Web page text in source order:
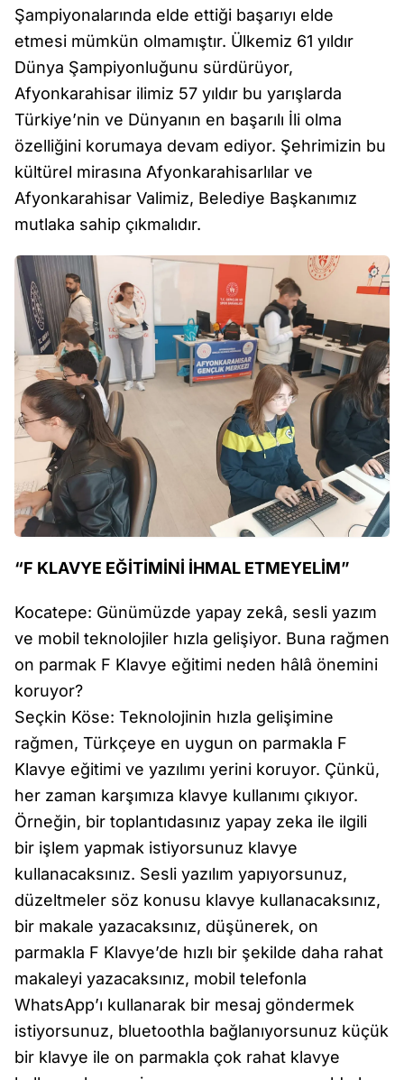
Şampiyonalarında elde ettiği başarıyı elde
etmesi mümkün olmamıştır. Ülkemiz 61 yıldır
Dünya Şampiyonluğunu sürdürüyor,
Afyonkarahisar ilimiz 57 yıldır bu yarışlarda
Türkiye’nin ve Dünyanın en başarılı İli olma
özelliğini korumaya devam ediyor. Şehrimizin bu
kültürel mirasına Afyonkarahisarlılar ve
Afyonkarahisar Valimiz, Belediye Başkanımız
mutlaka sahip çıkmalıdır.
“F KLAVYE EĞİTİMİNİ İHMAL ETMEYELİM”
Kocatepe: Günümüzde yapay zekâ, sesli yazım
ve mobil teknolojiler hızla gelişiyor. Buna rağmen
on parmak F Klavye eğitimi neden hâlâ önemini
koruyor?
Seçkin Köse: Teknolojinin hızla gelişimine
rağmen, Türkçeye en uygun on parmakla F
Klavye eğitimi ve yazılımı yerini koruyor. Çünkü,
her zaman karşımıza klavye kullanımı çıkıyor.
Örneğin, bir toplantıdasınız yapay zeka ile ilgili
bir işlem yapmak istiyorsunuz klavye
kullanacaksınız. Sesli yazılım yapıyorsunuz,
düzeltmeler söz konusu klavye kullanacaksınız,
bir makale yazacaksınız, düşünerek, on
parmakla F Klavye’de hızlı bir şekilde daha rahat
makaleyi yazacaksınız, mobil telefonla
WhatsApp’ı kullanarak bir mesaj göndermek
istiyorsunuz, bluetoothla bağlanıyorsunuz küçük
bir klavye ile on parmakla çok rahat klavye